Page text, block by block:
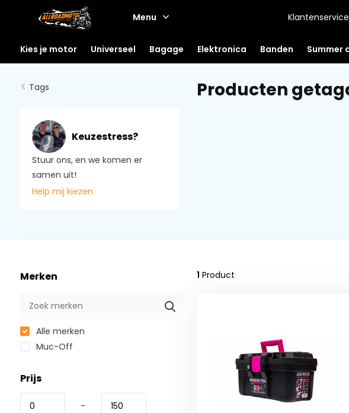
Menu Klantenservice
Kies je motor Universeel Bagage Elektronica Banden Summer
Tags
Keuzestress?
Stuur ons, en we komen er
samen uit!
Help mij kiezen
Producten
Merken
Alle merken
Muc-Off
Prijs
-
1 Product